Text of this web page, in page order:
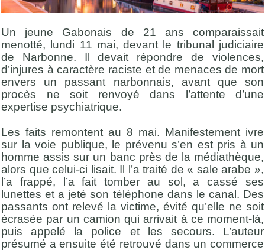
Un jeune Gabonais de 21 ans comparaissait
menotté, lundi 11 mai, devant le tribunal judiciaire
de Narbonne. Il devait répondre de violences,
d’injures à caractère raciste et de menaces de mort
envers un passant narbonnais, avant que son
procès ne soit renvoyé dans l’attente d’une
expertise psychiatrique.
Les faits remontent au 8 mai. Manifestement ivre
sur la voie publique, le prévenu s’en est pris à un
homme assis sur un banc près de la médiathèque,
alors que celui-ci lisait. Il l’a traité de « sale arabe »,
l’a frappé, l’a fait tomber au sol, a cassé ses
lunettes et a jeté son téléphone dans le canal. Des
passants ont relevé la victime, évité qu’elle ne soit
écrasée par un camion qui arrivait à ce moment-là,
puis appelé la police et les secours. L’auteur
présumé a ensuite été retrouvé dans un commerce